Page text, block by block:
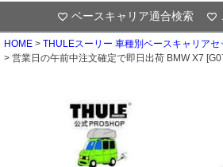
ベースキャリア適合検索
HOME THULEスーリー 車種別ベースキャリアセ
営業日の午前中注文確定で即日出荷 BMW X7